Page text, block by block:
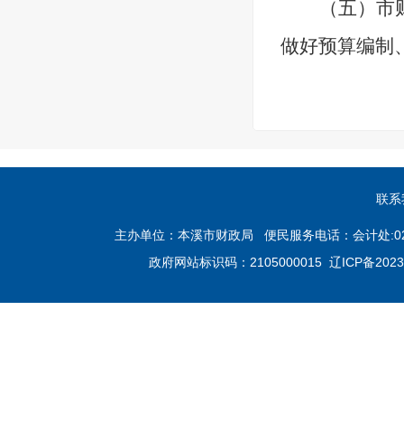
（五）
做好预算编制
联系
主办单位：本溪市财政局 便民服务电话：会计处
政府网站标识码：2105000015 辽ICP备